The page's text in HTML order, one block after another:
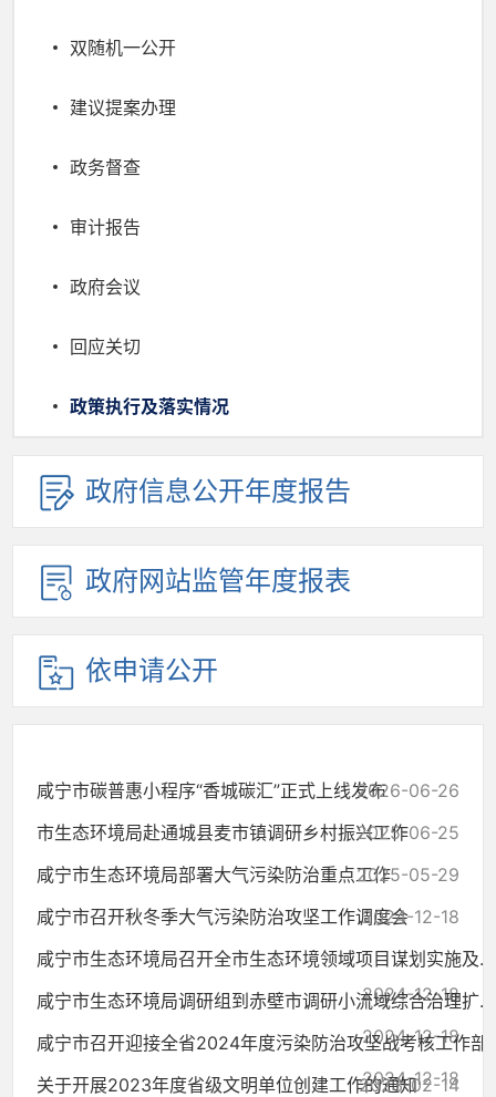
双随机一公开
建议提案办理
政务督查
审计报告
政府会议
回应关切
政策执行及落实情况
政府信息公开年度报告
政府网站监管年度报表
依申请公开
咸宁市碳普惠小程序“香城碳汇”正式上线发布2026-06-26
市生态环境局赴通城县麦市镇调研乡村振兴工作2025-06-25
咸宁市生态环境局部署大气污染防治重点工作2025-05-29
咸宁市召开秋冬季大气污染防治攻坚工作调度会2024-12-18
咸宁市生态环境局召开全市生态环境领域项目谋划实施及...
2024-12-18
咸宁市生态环境局调研组到赤壁市调研小流域综合治理扩...
2024-12-18
咸宁市召开迎接全省2024年度污染防治攻坚战考核工作部
2024-12-18
关于开展2023年度省级文明单位创建工作的通知
2023-02-14